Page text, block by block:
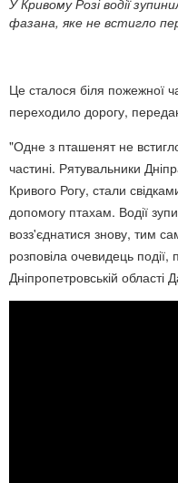
У Кривому Розі водії
фазана, яке не встигло
Це сталося біля пожежної
переходило дорогу,
"Одне з пташенят не
частині. Рятувальники
Кривого Рогу, стали
допомогу птахам. Водії
возз'єднатися знову, тим
розповіла очевидець
Дніпропетровській області